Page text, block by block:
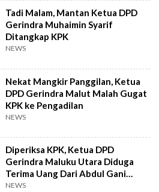
Tadi Malam, Mantan Ketua DPD
Gerindra Muhaimin Syarif
Ditangkap KPK
NEWS
Nekat Mangkir Panggilan, Ketua
DPD Gerindra Malut Malah Gugat
KPK ke Pengadilan
NEWS
Diperiksa KPK, Ketua DPD
Gerindra Maluku Utara Diduga
Terima Uang Dari Abdul Gani
Kusuba
NEWS